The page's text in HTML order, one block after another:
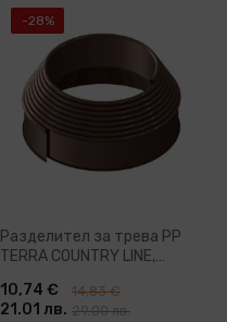
-28%
Разделител за трева PP
TERRA COUNTRY LINE,
10,74 €
21.01 лв.
14,83 €
29.00 лв.